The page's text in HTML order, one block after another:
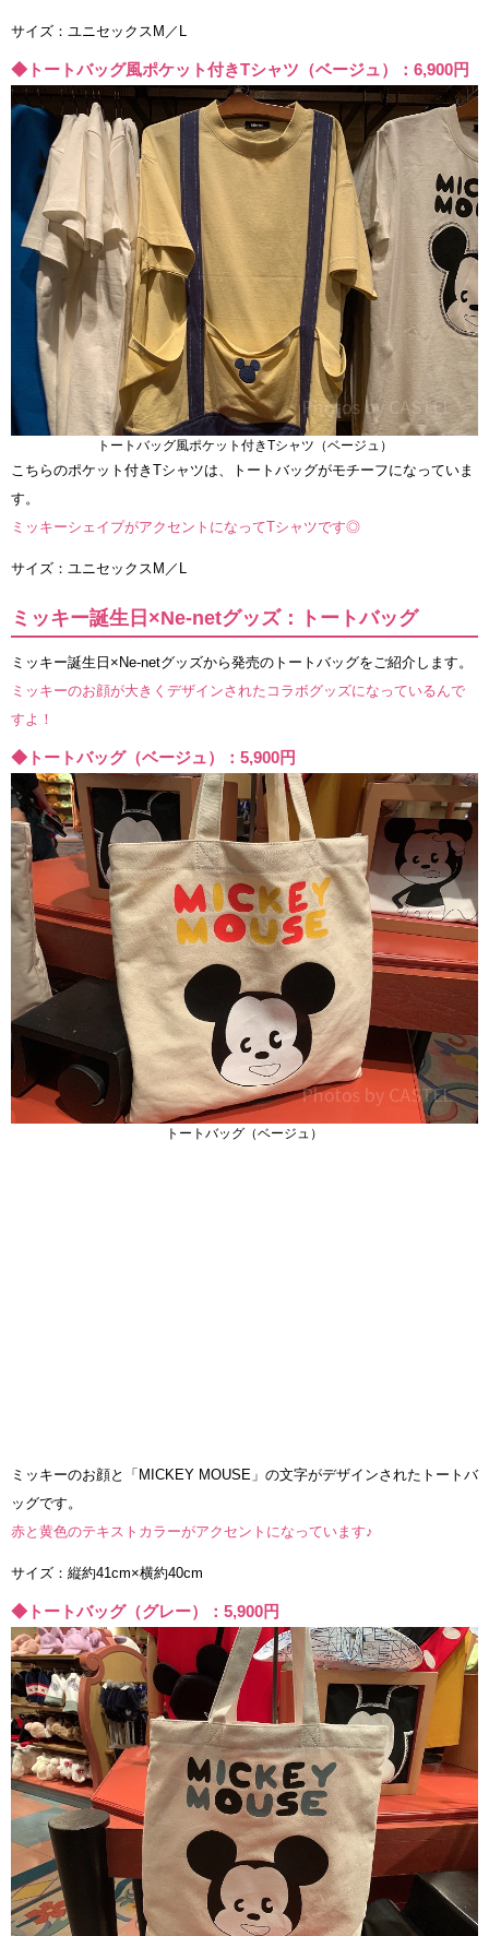
サイズ：ユニセックスM／L
◆トートバッグ風ポケット付きTシャツ（ベージュ）：6,900円
トートバッグ風ポケット付きTシャツ（ベージュ）
こちらのポケット付きTシャツは、トートバッグがモチーフになっていま
す。
ミッキーシェイプがアクセントになってTシャツです◎
サイズ：ユニセックスM／L
ミッキー誕生日×Ne-netグッズ：トートバッグ
ミッキー誕生日×Ne-netグッズから発売のトートバッグをご紹介します。
ミッキーのお顔が大きくデザインされたコラボグッズになっているんで
すよ！
◆トートバッグ（ベージュ）：5,900円
トートバッグ（ベージュ）
ミッキーのお顔と「MICKEY MOUSE」の文字がデザインされたトートバ
ッグです。
赤と黄色のテキストカラーがアクセントになっています♪
サイズ：縦約41cm×横約40cm
◆トートバッグ（グレー）：5,900円